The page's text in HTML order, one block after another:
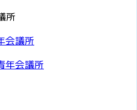
所
会議所
年会議所